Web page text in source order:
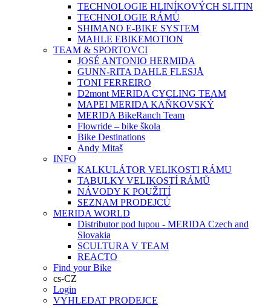
TECHNOLOGIE HLINÍKOVÝCH SLITIN
TECHNOLOGIE RÁMŮ
SHIMANO E-BIKE SYSTEM
MAHLE EBIKEMOTION
TEAM & SPORTOVCI
JOSÉ ANTONIO HERMIDA
GUNN-RITA DAHLE FLESJÅ
TONI FERREIRO
D2mont MERIDA CYCLING TEAM
MAPEI MERIDA KAŇKOVSKÝ
MERIDA BikeRanch Team
Flowride – bike škola
Bike Destinations
Andy Mitaš
INFO
KALKULÁTOR VELIKOSTI RÁMU
TABULKY VELIKOSTÍ RÁMŮ
NÁVODY K POUŽITÍ
SEZNAM PRODEJCŮ
MERIDA WORLD
Distributor pod lupou - MERIDA Czech and
Slovakia
SCULTURA V TEAM
REACTO
Find your Bike
cs-CZ
Login
VYHLEDAT PRODEJCE